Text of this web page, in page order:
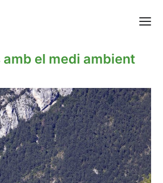
el medi ambient